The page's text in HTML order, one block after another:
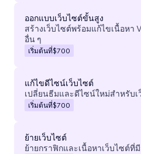
ออกแบบเว็บไซต์ขั้นสูง
สร้างเว็บไซต์พร้อมแก้ไขเนื้อหา
อื่น ๆ
เริ่มต้นที่$700
แก้ไขดีไซน์เว็บไซต์
เปลี่ยนธีมและดีไซน์ใหม่สำหรับเ
เริ่มต้นที่$700
ย้ายเว็บไซต์
ย้ายกราฟิกและเนื้อหาเว็บไซต์ที่